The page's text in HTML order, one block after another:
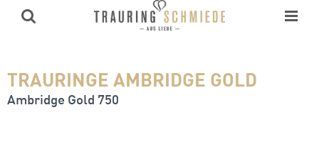
TRAURINGE AMBRIDGE GOLD
Ambridge Gold 750